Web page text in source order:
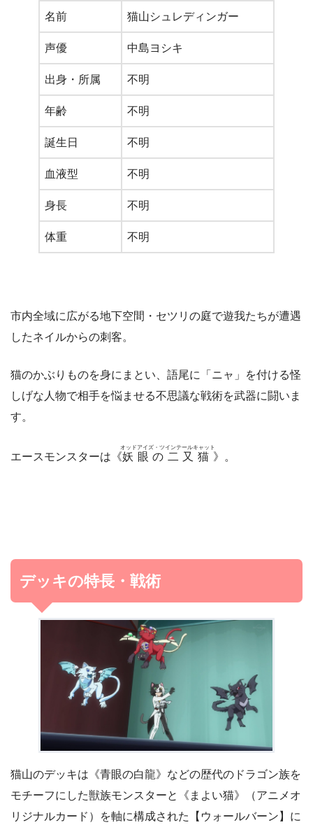
名前 猫山シュレディンガー
声優 中島ヨシキ
出身・所属 不明
年齢 不明
誕生日 不明
血液型 不明
身長 不明
体重 不明
市内全域に広がる地下空間・セツリの庭で遊我たちが遭遇
したネイルからの刺客。
猫のかぶりものを身にまとい、語尾に「ニャ」を付ける怪
しげな人物で相手を悩ませる不思議な戦術を武器に闘いま
す。
エースモンスターは《妖眼の二又猫
オッドアイズ・ツインテールキャット
》。
デッキの特長・戦術
猫山のデッキは《青眼の白龍》などの歴代のドラゴン族を
モチーフにした獣族モンスターと《まよい猫》（アニメオ
リジナルカード）を軸に構成された【ウォールバーン】に